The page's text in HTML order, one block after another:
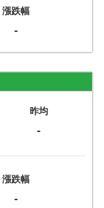
漲跌幅
-
昨均
-
漲跌幅
-